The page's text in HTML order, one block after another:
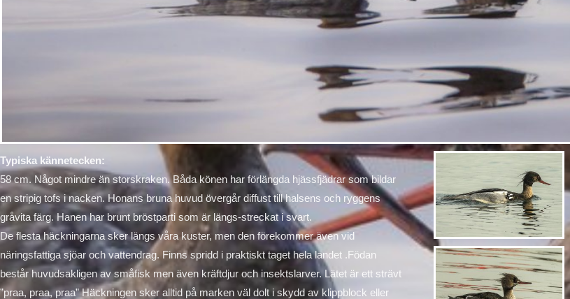
Typiska kännetecken:
58 cm. Något mindre än storskraken. Båda könen har förlängda hjässfjädrar som bildar
en stripig tofs i nacken. Honans bruna huvud övergår diffust till halsens och ryggens
gråvita färg. Hanen har brunt bröstparti som är längs-streckat i svart.
De flesta häckningarna sker längs våra kuster, men den förekommer även vid
näringsfattiga sjöar och vattendrag. Finns spridd i praktiskt taget hela landet .Födan
består huvudsakligen av småfisk men även kräftdjur och insektslarver. Lätet är ett strävt
”praa, praa, praa” Häckningen sker alltid på marken väl dolt i skydd av klippblock eller